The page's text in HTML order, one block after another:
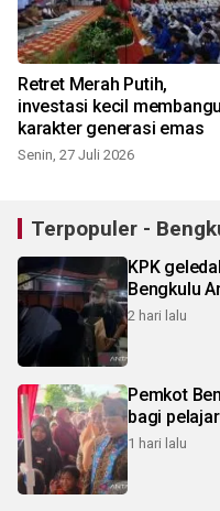
Retret Merah Putih,
investasi kecil
karakter generasi emas
Senin, 27 Juli 2026
Terpopuler -
KPK
Bengkulu
2 hari lalu
Pemkot
bagi pelajar
1 hari lalu